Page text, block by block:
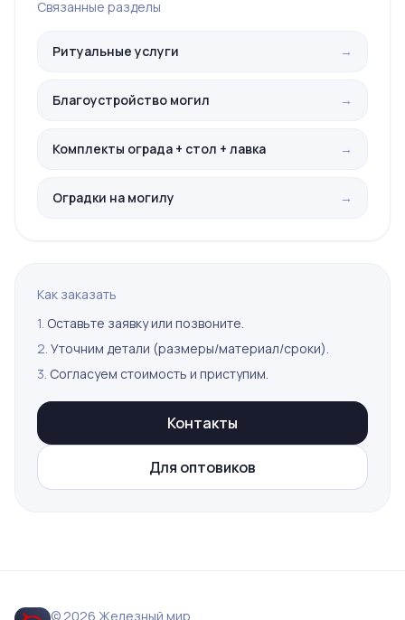
Связанные разделы
Ритуальные услуги →
Благоустройство могил →
Комплекты ограда + стол + лавка →
Оградки на могилу →
Как заказать
1. Оставьте заявку или позвоните.
2. Уточним детали (размеры/материал/сроки).
3. Согласуем стоимость и приступим.
Контакты
Для оптовиков
© 2026 Железный мир